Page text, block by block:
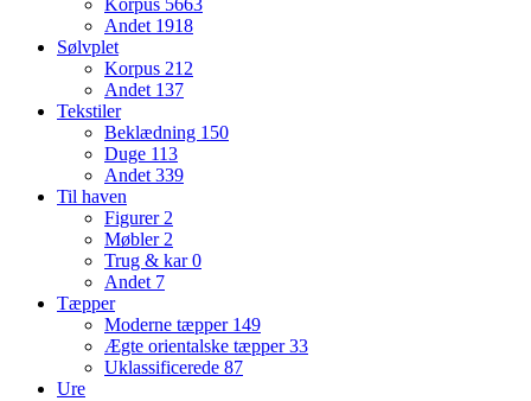
Korpus 5663
Andet 1918
Sølvplet
Korpus 212
Andet 137
Tekstiler
Beklædning 150
Duge 113
Andet339
Til haven
Figurer2
Møbler2
Trug & kar0
Andet 7
Tæpper
Moderne tæpper 149
Ægte orientalske tæpper33
Uklassificerede 87
Ure